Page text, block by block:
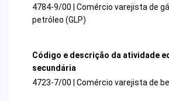
4784-9/00 | Comércio varejista de
petróleo (GLP)
Código e descrição da atividade
secundária
4723-7/00 | Comércio varejista de